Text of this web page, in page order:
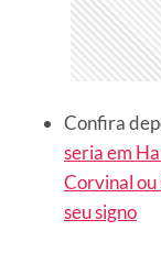
Confira
seria em
Corvinal ou
seu signo